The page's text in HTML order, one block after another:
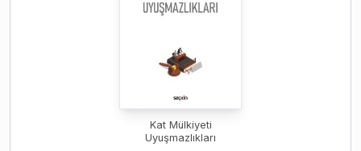
Kat Mülkiyeti
Uyuşmazlıkları